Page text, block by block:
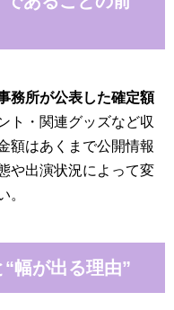
務所が公表した確定額
ト・関連グッズなど収
額はあくまで公開情報
や出演状況によって変
。
幅が出る理由”